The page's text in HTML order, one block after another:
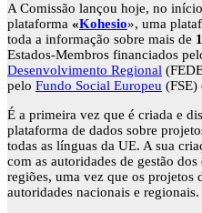
A Comissão lançou hoje, no
plataforma «Kohesio», uma
toda a informação sobre mais de
Estados-Membros financiados
Desenvolvimento Regional
pelo Fundo Social Europeu (FSE)
É a primeira vez que é criada e
plataforma de dados sobre
todas as línguas da UE. A sua
com as autoridades de gestão
regiões, uma vez que os projetos
autoridades nacionais e regionais.